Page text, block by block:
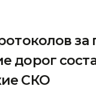
за
дорог
СКО